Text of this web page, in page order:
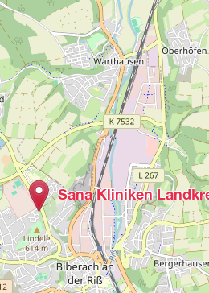
Sana Kliniken